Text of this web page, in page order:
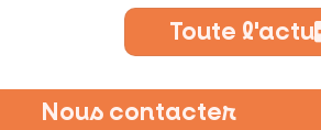
Toute l'actu
Nous contacter